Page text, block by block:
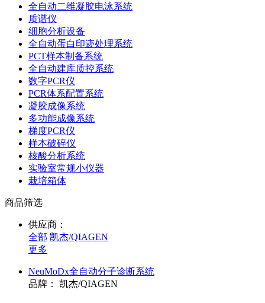
全自动二维凝胶电泳系统
质谱仪
细胞分析设备
全自动蛋白印迹处理系统
PCT样本制备系统
全自动建库质控系统
数字PCR仪
PCR体系配置系统
凝胶成像系统
多功能成像系统
梯度PCR仪
样本破碎仪
核酸分析系统
实验室常规小仪器
栽培箱体
商品筛选
供应商：
全部 凯杰/QIAGEN
更多
NeuMoDx全自动分子诊断系统
品牌：
凯杰/QIAGEN